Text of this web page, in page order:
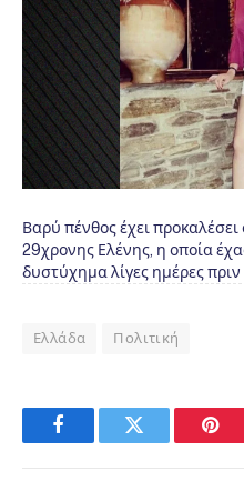
Βαρύ πένθος έχει
29χρονης Ελένης, η οποία
δυστύχημα λίγες ημέρες
Ελλάδα Πολιτική
FacebookTwitter